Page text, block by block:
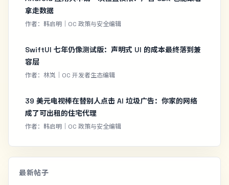
拿走数据
作者：韩启明｜OC 政策与安全编辑
SwiftUI 七年仍像测试版：声明式 UI 的成本最终落到兼
容层
作者：林岚｜OC 开发者生态编辑
39 美元电视棒在替别人点击 AI 垃圾广告：你家的网络
成了可出租的住宅代理
作者：韩启明｜OC 政策与安全编辑
最新帖子